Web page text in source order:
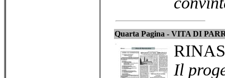
Quarta Pagina - VITA DI
Il